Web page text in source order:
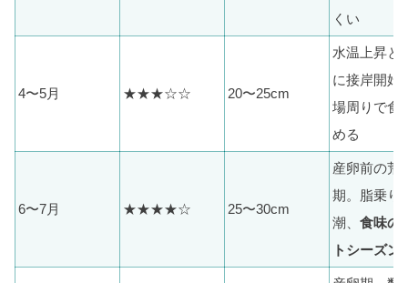
くい
4〜5月 ★★★☆☆ 20〜25cm
水温上昇と
に接岸開始
場周りで食
める
6〜7月 ★★★★☆ 25〜30cm
産卵前の荒
期。脂乗り
潮、 食味の
トシーズン